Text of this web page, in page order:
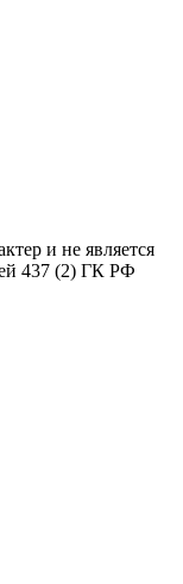
и не является
437 (2) ГК РФ